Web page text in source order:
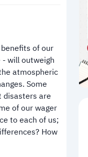
of our
will outweigh
atmospheric
Some
disasters are
of our wager
to each of us;
How